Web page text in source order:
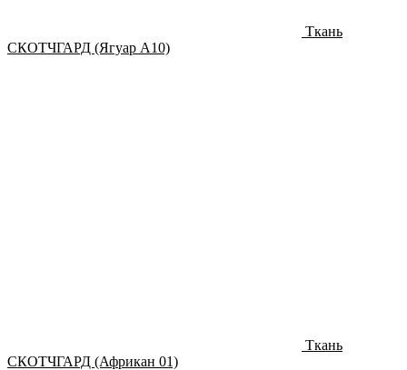
Ткань
СКОТЧГАРД (Ягуар А10)
Ткань
СКОТЧГАРД (Африкан 01)